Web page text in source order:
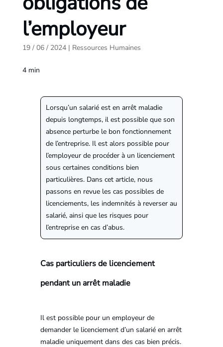
l’employeur
19 / 06 / 2024| Ressources Humaines
4 min
Lorsqu’un salarié est en arrêt maladie
depuis longtemps, il est possible que son
absence perturbe le bon fonctionnement
de l’entreprise. Il est alors possible pour
l’employeur de procéder à un licenciement
sous certaines conditions bien
particulières. Dans cet article, nous
passons en revue les cas possibles de
licenciements, les indemnités à reverser au
salarié, ainsi que les risques pour
l’entreprise en cas d’abus.
Cas particuliers de licenciement
pendant un arrêt maladie
Il est possible pour un employeur de
demander le licenciement d’un salarié en arrêt
maladie uniquement dans des cas bien précis.